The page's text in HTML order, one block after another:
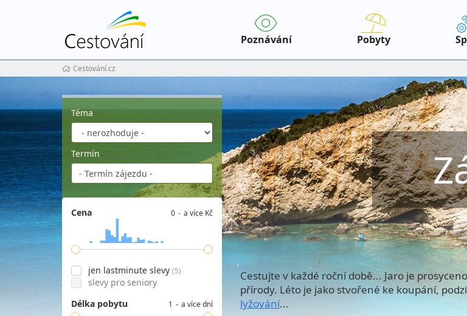
Poznávání Pobyty
Cestování.cz
Téma
Termín
Cena 0 a více Kč
jen lastminute slevy (5)
slevy pro seniory
Délka pobytu
1 a více dní
Cestujte v každé roční době... Jaro je
přírody. Léto je jako stvořené ke koupání,
lyžování...